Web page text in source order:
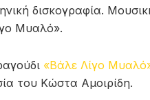
δισκογραφία.
Μυαλό».
«Βάλε Λίγο
του Κώστα Αμοιρίδη.